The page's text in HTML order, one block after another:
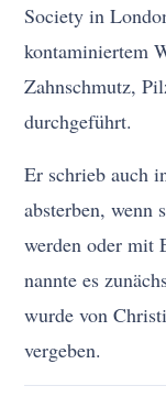
Society in
kontaminiertem
Zahnschmutz,
durchgeführt.
Er schrieb auch
absterben, wenn
werden oder mit
nannte es
wurde von
vergeben.